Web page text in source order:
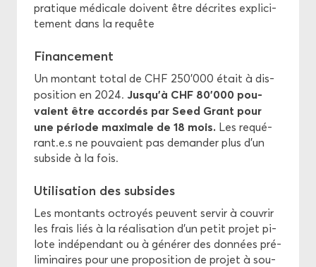
pra­tique mé­di­cale doivent être dé­crites ex­pli­ci­
te­ment dans la re­quête
Fi­nan­ce­ment
Un mon­tant total de CHF 250'000 était à dis­
po­si­tion en 2024. Jusqu’à CHF 80’000 pou­
vaient être ac­cor­dés par Seed Grant pour
une pé­riode maxi­male de 18 mois. Les re­qué­
rant.e.s ne pou­vaient pas de­man­der plus d’un
sub­side à la fois.
Uti­li­sa­tion des sub­sides
Les mon­tants oc­troyés peuvent ser­vir à cou­vrir
les frais liés à la réa­li­sa­tion d’un petit pro­jet pi­
lote in­dé­pen­dant ou à gé­né­rer des don­nées pré­
li­mi­naires pour une pro­po­si­tion de pro­jet à sou­